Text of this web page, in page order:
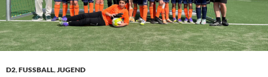
D2,FUSSBALL,JUGEND